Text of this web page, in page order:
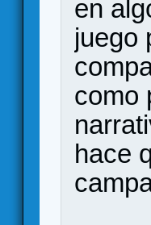
en
juego
como
hace